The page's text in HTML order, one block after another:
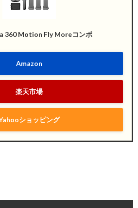
360 Motion Fly Moreコンボ
Amazon
楽天市場
ショッピング